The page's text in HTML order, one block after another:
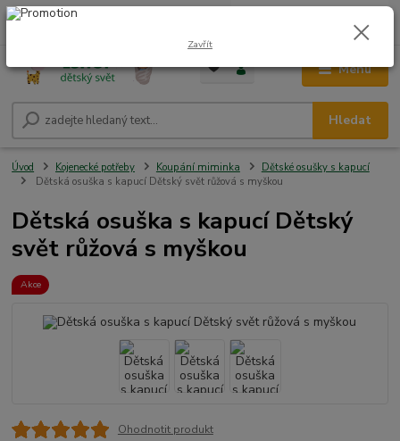
Menu
Hledat
+420 604 278 943 0,00 Kč
Úvod Kojenecké potřeby Koupání miminka
Dětské osušky s kapucí
Dětská osuška s kapucí Dětský svět růžová s myškou
Dětská osuška s kapucí Dětský
svět růžová s myškou
Akce
Ohodnotit produkt
Zavřít